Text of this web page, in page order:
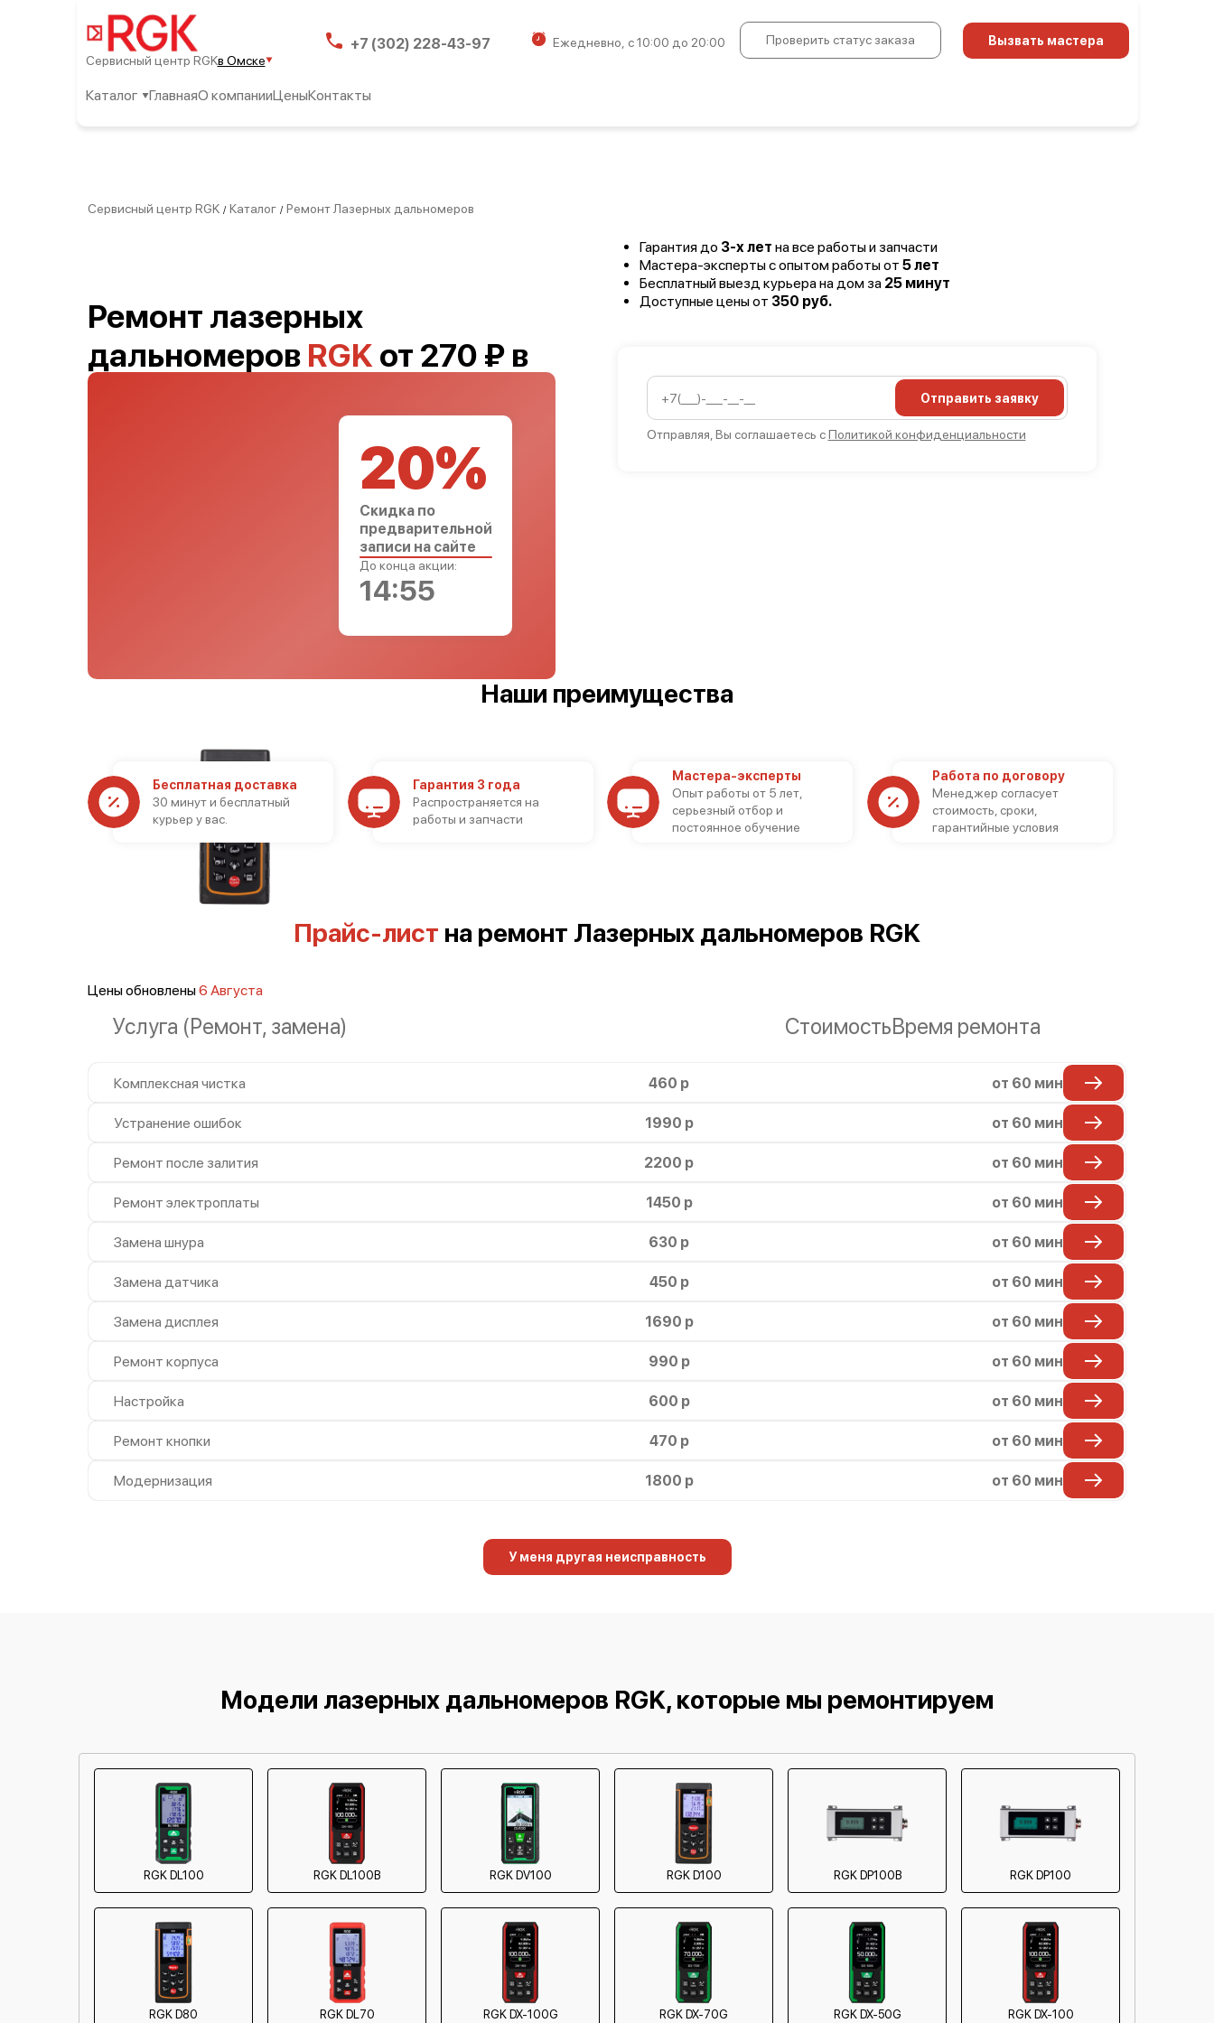
Сервисный центр RGKв Омске
+7 (302) 228-43-97 Ежедневно, с 10:00 до 20:00 Проверить статус заказа Вызвать мастера
Каталог ГлавнаяО компанииЦеныКонтакты
Сервисный центр RGK / Каталог / Ремонт Лазерных дальномеров
Ремонт лазерных
дальномеров RGK от 270 ₽ в
Омске
Гарантия до 3-х лет на все работы и запчасти
Мастера-эксперты с опытом работы от 5 лет
Бесплатный выезд курьера на дом за 25 минут
Доступные цены от 350 руб.
Отправить заявку
Отправляя, Вы соглашаетесь сПолитикой конфиденциальности
20%
Скидка по
предварительной
записи на сайте
До конца акции:
14:54
Наши преимущества
Бесплатная доставка
30 минут и бесплатный
курьер у вас.
Гарантия 3 года
Распространяется на
работы и запчасти
Мастера-эксперты
Опыт работы от 5 лет,
серьезный отбор и
постоянное обучение
Работа по договору
Менеджер согласует
стоимость, сроки,
гарантийные условия
Прайс-лист на ремонт Лазерных дальномеров RGK
Цены обновлены6 Августа
Услуга (Ремонт, замена) СтоимостьВремя ремонта
Комплексная чистка 460 р от 60 мин
Устранение ошибок 1990 р от 60 мин
Ремонт после залития 2200 р от 60 мин
Ремонт электроплаты 1450 р от 60 мин
Замена шнура 630 р от 60 мин
Замена датчика 450 р от 60 мин
Замена дисплея 1690 р от 60 мин
Ремонт корпуса 990 р от 60 мин
Настройка 600 р от 60 мин
Ремонт кнопки 470 р от 60 мин
Модернизация 1800 р от 60 мин
У меня другая неисправность
Модели лазерных дальномеров RGK, которые мы ремонтируем
RGK DL100 RGK DL100B RGK DV100 RGK D100 RGK DP100B RGK DP100
RGK D80 RGK DL70 RGK DX-100G RGK DX-70G RGK DX-50G RGK DX-100